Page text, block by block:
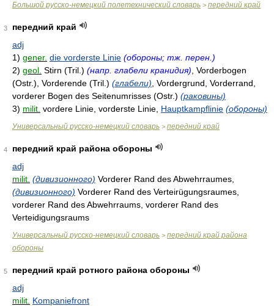
Большой русско-немецкий полетехнический словарь > передний край
3
передний край
adj
1) gener. die vorderste Linie (обороны; тж. перен.)
2) geol. Stirn (Tril.) (напр. глабели кранидия) , Vorderbogen
(Ostr.), Vorderende (Tril.) (глабели) , Vordergrund, Vorderrand,
vorderer Bogen des Seitenumrisses (Ostr.) (раковины)
3) milit. vordere Linie, vorderste Linie, Hauptkampflinie (обороны)
Универсальный русско-немецкий словарь > передний край
4
передний край района обороны
adj
milit. (дивизионного) Vorderer Rand des Abwehrraumes,
(дивизионного) Vorderer Rand des Verteirügungsraumes,
vorderer Rand des Abwehrraums, vorderer Rand des
Verteidigungsraums
Универсальный русско-немецкий словарь > передний край района
обороны
5
передний край ротного района обороны
adj
milit. Kompaniefront